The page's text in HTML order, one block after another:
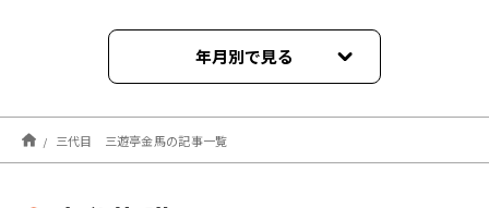
年月別で見る
2026年02月
2025年12月
三代目 三遊亭金馬の記事一覧